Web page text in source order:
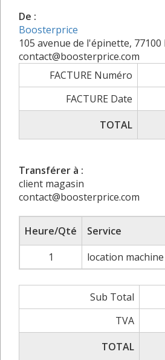
De :
Boosterprice
105 avenue de l'épinette, 77100
contact@boosterprice.com
FACTURE Numéro
FACTURE Date
TOTAL
Transférer à :
client magasin
contact@boosterprice.com
Heure/Qté
Service
1
location
Sub Total
TVA
TOTAL